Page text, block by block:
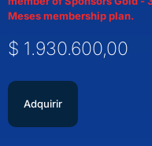
Meses membership plan.
$ 1.930.600,00
Adquirir